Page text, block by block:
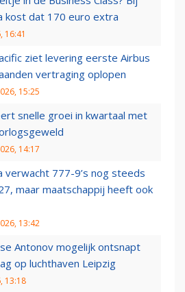
kost dat 170 euro extra
16:41
ziet levering eerste Airbus
vertraging oplopen
15:25
snelle groei in kwartaal met
14:17
verwacht 777-9’s nog steeds
maar maatschappij heeft ook
13:42
Antonov mogelijk ontsnapt
op luchthaven Leipzig
13:18